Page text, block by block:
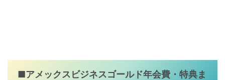
■アメックスビジネスゴールド年会費・特典ま